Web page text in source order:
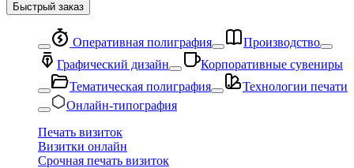
Быстрый заказ
Оперативная полиграфия
Производство
Графический дизайн
Корпоративные сувениры
Тематическая полиграфия
Технологии печати
Онлайн-типография
Печать визиток
Визитки онлайн
Срочная печать визиток